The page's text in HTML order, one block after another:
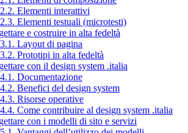
Elementi interattivi
Elementi testuali (microtesti)
e costruire in alta fedeltà
Layout di pagina
Prototipi in alta fedeltà
con il design system .italia
Documentazione
Benefici del design system
Risorse operative
Come contribuire al design system .italia
con i modelli di sito e servizi